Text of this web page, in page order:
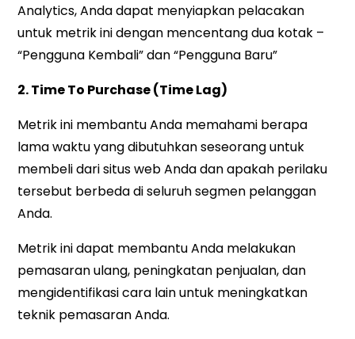
Analytics, Anda dapat menyiapkan pelacakan
untuk metrik ini dengan mencentang dua kotak –
“Pengguna Kembali” dan “Pengguna Baru”
2. Time To Purchase (Time Lag)
Metrik ini membantu Anda memahami berapa
lama waktu yang dibutuhkan seseorang untuk
membeli dari situs web Anda dan apakah perilaku
tersebut berbeda di seluruh segmen pelanggan
Anda.
Metrik ini dapat membantu Anda melakukan
pemasaran ulang, peningkatan penjualan, dan
mengidentifikasi cara lain untuk meningkatkan
teknik pemasaran Anda.